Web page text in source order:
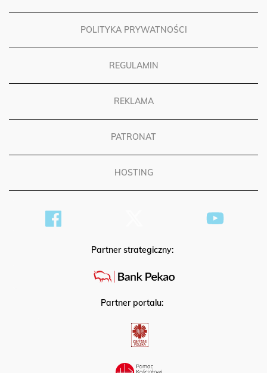
POLITYKA PRYWATNOŚCI
REGULAMIN
REKLAMA
PATRONAT
HOSTING
Partner strategiczny:
Partner portalu: